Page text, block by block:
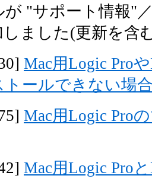
が "サポート情報"
ました(更新を含
] Mac用Logic Pro
トールできない場
] Mac用Logic Pro
] Mac用Logic Pro